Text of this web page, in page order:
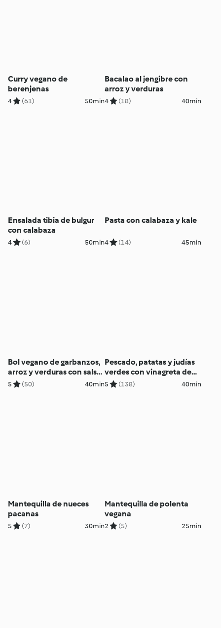
Curry vegano de
berenjenas
4 (61) 50min
Bacalao al jengibre con
arroz y verduras
4 (18) 40min
Ensalada tibia de bulgur
con calabaza
4 (6) 50min
Pasta con calabaza y kale
4 (14) 45min
Bol vegano de garbanzos,
arroz y verduras con salsa
de cacahuete
5 (50) 40min
Pescado, patatas y judías
verdes con vinagreta de
limón
5 (138) 40min
Mantequilla de nueces
pacanas
5 (7) 30min
Mantequilla de polenta
vegana
2 (5) 25min